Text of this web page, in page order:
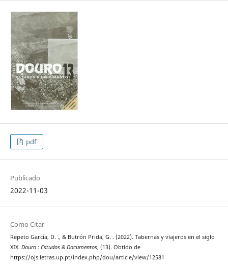
pdf
Publicado
2022-11-03
Como Citar
Repeto García, D. ., & Butrón Prida, G. . (2022). Tabernas y viajeros en el siglo
XIX. Douro : Estudos & Documentos, (13). Obtido de
https://ojs.letras.up.pt/index.php/dou/article/view/12581